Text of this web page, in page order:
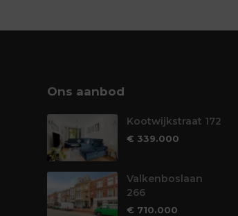
Ons aanbod
Kootwijkstraat 172
€ 339.000
Valkenboslaan
266
€ 710.000